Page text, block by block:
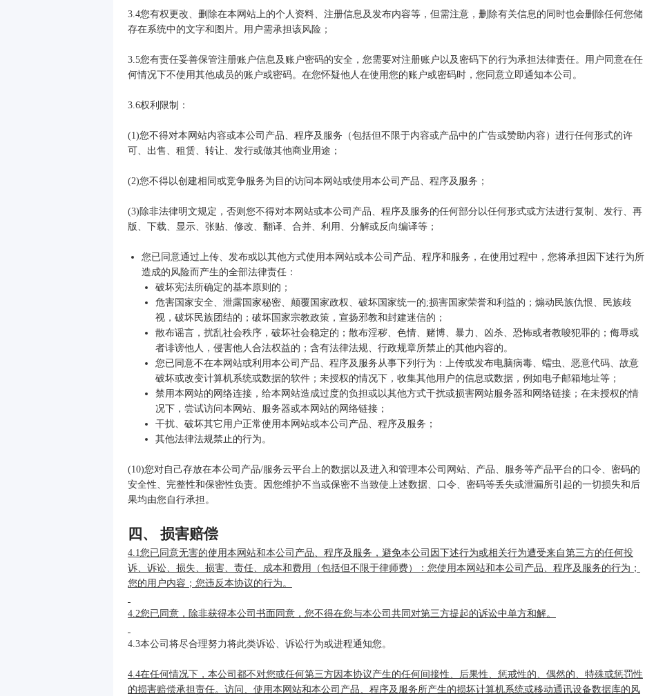
3.4您有权更改、删除在本网站上的个人资料、注册信息及发布内容等，但需注意，删除有关信息的同时也会删除任何您储
存在系统中的文字和图片。用户需承担该风险；
3.5您有责任妥善保管注册账户信息及账户密码的安全，您需要对注册账户以及密码下的行为承担法律责任。用户同意在任
何情况下不使用其他成员的账户或密码。在您怀疑他人在使用您的账户或密码时，您同意立即通知本公司。
3.6权利限制：
(1)您不得对本网站内容或本公司产品、程序及服务（包括但不限于内容或产品中的广告或赞助内容）进行任何形式的许
可、出售、租赁、转让、发行或做其他商业用途；
(2)您不得以创建相同或竞争服务为目的访问本网站或使用本公司产品、程序及服务；
(3)除非法律明文规定，否则您不得对本网站或本公司产品、程序及服务的任何部分以任何形式或方法进行复制、发行、再
版、下载、显示、张贴、修改、翻译、合并、利用、分解或反向编译等；
您已同意通过上传、发布或以其他方式使用本网站或本公司产品、程序和服务，在使用过程中，您将承担因下述行为所
造成的风险而产生的全部法律责任：
破坏宪法所确定的基本原则的；
危害国家安全、泄露国家秘密、颠覆国家政权、破坏国家统一的;损害国家荣誉和利益的；煽动民族仇恨、民族歧
视，破坏民族团结的；破坏国家宗教政策，宣扬邪教和封建迷信的；
散布谣言，扰乱社会秩序，破坏社会稳定的；散布淫秽、色情、赌博、暴力、凶杀、恐怖或者教唆犯罪的；侮辱或
者诽谤他人，侵害他人合法权益的；含有法律法规、行政规章所禁止的其他内容的。
您已同意不在本网站或利用本公司产品、程序及服务从事下列行为：上传或发布电脑病毒、蠕虫、恶意代码、故意
破坏或改变计算机系统或数据的软件；未授权的情况下，收集其他用户的信息或数据，例如电子邮箱地址等；
禁用本网站的网络连接，给本网站造成过度的负担或以其他方式干扰或损害网站服务器和网络链接；在未授权的情
况下，尝试访问本网站、服务器或本网站的网络链接；
干扰、破坏其它用户正常使用本网站或本公司产品、程序及服务；
其他法律法规禁止的行为。
(10)您对自己存放在本公司产品/服务云平台上的数据以及进入和管理本公司网站、产品、服务等产品平台的口令、密码的
安全性、完整性和保密性负责。因您维护不当或保密不当致使上述数据、口令、密码等丢失或泄漏所引起的一切损失和后
果均由您自行承担。
四、 损害赔偿
4.1您已同意无害的使用本网站和本公司产品、程序及服务，避免本公司因下述行为或相关行为遭受来自第三方的任何投
诉、诉讼、损失、损害、责任、成本和费用（包括但不限于律师费）：您使用本网站和本公司产品、程序及服务的行为；
您的用户内容；您违反本协议的行为。
4.2您已同意，除非获得本公司书面同意，您不得在您与本公司共同对第三方提起的诉讼中单方和解。
4.3本公司将尽合理努力将此类诉讼、诉讼行为或进程通知您。
4.4在任何情况下，本公司都不对您或任何第三方因本协议产生的任何间接性、后果性、惩戒性的、偶然的、特殊或惩罚性
的损害赔偿承担责任。访问、使用本网站和本公司产品、程序及服务所产生的损坏计算机系统或移动通讯设备数据库的风